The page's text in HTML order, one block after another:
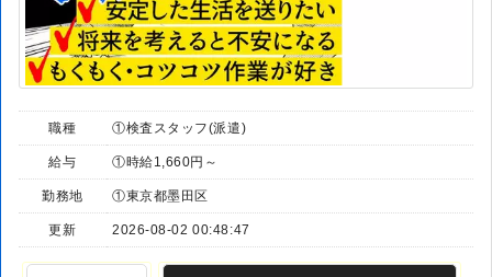
職種 ①検査スタッフ(派遣)
給与 ①時給1,660円～
勤務地 ①東京都墨田区
更新 2026-08-02 00:48:47